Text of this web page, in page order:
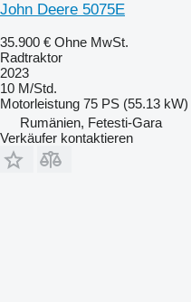
John Deere 5075E
35.900 € Ohne MwSt.
Radtraktor
2023
10 M/Std.
Motorleistung 75 PS (55.13 kW)
Rumänien, Fetesti-Gara
Verkäufer kontaktieren